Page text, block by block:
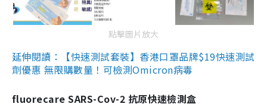
點擊圖片放大
延伸閱讀：【快速測試套裝】香港口罩品牌$19快速測試
劑優惠 無限購數量！可檢測Omicron病毒
fluorecare SARS-Cov-2 抗原快速檢測盒